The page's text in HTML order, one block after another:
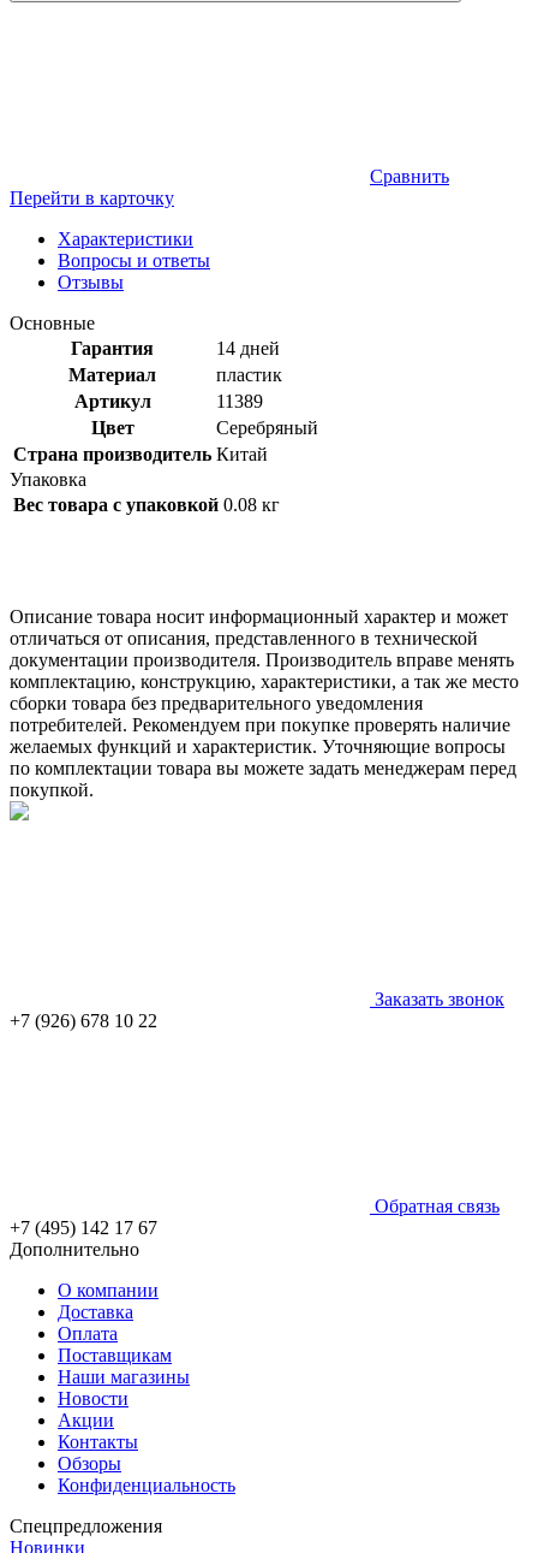
Сравнить
Перейти в карточку
Характеристики
Вопросы и ответы
Отзывы
Основные
Гарантия
14 дней
Материал
пластик
Артикул
11389
Цвет
Серебряный
Страна производитель Китай
Упаковка
Вес товара с упаковкой 0.08 кг
Описание товара носит информационный характер и может
отличаться от описания, представленного в технической
документации производителя. Производитель вправе менять
комплектацию, конструкцию, характеристики, а так же место
сборки товара без предварительного уведомления
потребителей. Рекомендуем при покупке проверять наличие
желаемых функций и характеристик. Уточняющие вопросы
по комплектации товара вы можете задать менеджерам перед
покупкой.
Заказать звонок
+7 (926) 678 10 22
Обратная связь
+7 (495) 142 17 67
Дополнительно
О компании
Доставка
Оплата
Поставщикам
Наши магазины
Новости
Акции
Контакты
Обзоры
Конфиденциальность
Спецпредложения
Новинки